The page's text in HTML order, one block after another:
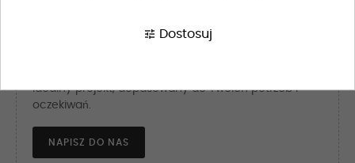
idealny projekt, dopasowany do Twoich potrzeb i
oczekiwań.
NAPISZ DO NAS
tune Dostosuj